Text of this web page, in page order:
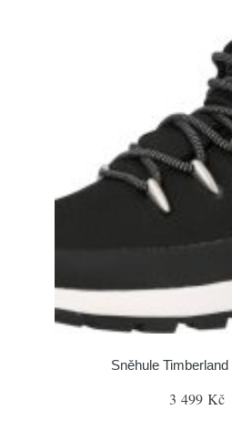
Sněhule
3 499 Kč